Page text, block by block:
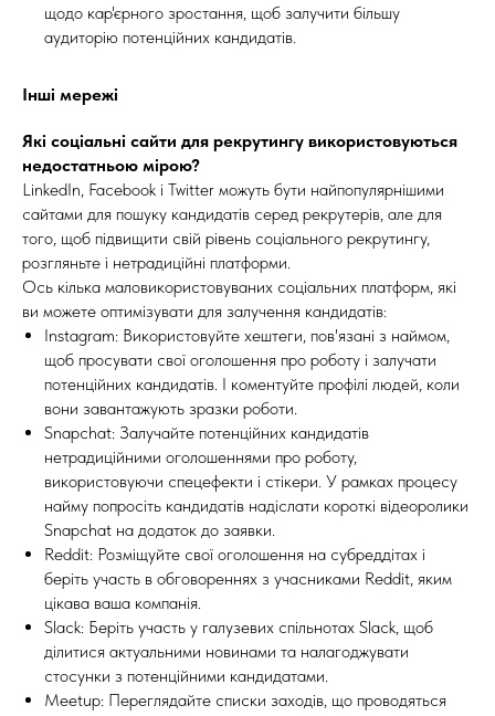
щодо кар'єрного зростання, щоб залучити більшу
аудиторію потенційних кандидатів.
Інші мережі
Які соціальні сайти для рекрутингу використовуються
недостатньою мірою?
LinkedIn, Facebook і Twitter можуть бути найпопулярнішими
сайтами для пошуку кандидатів серед рекрутерів, але для
того, щоб підвищити свій рівень соціального рекрутингу,
розгляньте і нетрадиційні платформи.
Ось кілька маловикористовуваних соціальних платформ, які
ви можете оптимізувати для залучення кандидатів:
Instagram: Використовуйте хештеги, пов'язані з наймом,
щоб просувати свої оголошення про роботу і залучати
потенційних кандидатів. І коментуйте профілі людей, коли
вони завантажують зразки роботи.
Snapchat: Залучайте потенційних кандидатів
нетрадиційними оголошеннями про роботу,
використовуючи спецефекти і стікери. У рамках процесу
найму попросіть кандидатів надіслати короткі відеоролики
Snapchat на додаток до заявки.
Reddit: Розміщуйте свої оголошення на субреддітах і
беріть участь в обговореннях з учасниками Reddit, яким
цікава ваша компанія.
Slack: Беріть участь у галузевих спільнотах Slack, щоб
ділитися актуальними новинами та налагоджувати
стосунки з потенційними кандидатами.
Meetup: Переглядайте списки заходів, що проводяться